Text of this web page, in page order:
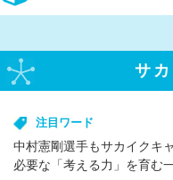
サ
注目ワード
中村憲剛選手もサカイクキ
必要な「考える力」を育む